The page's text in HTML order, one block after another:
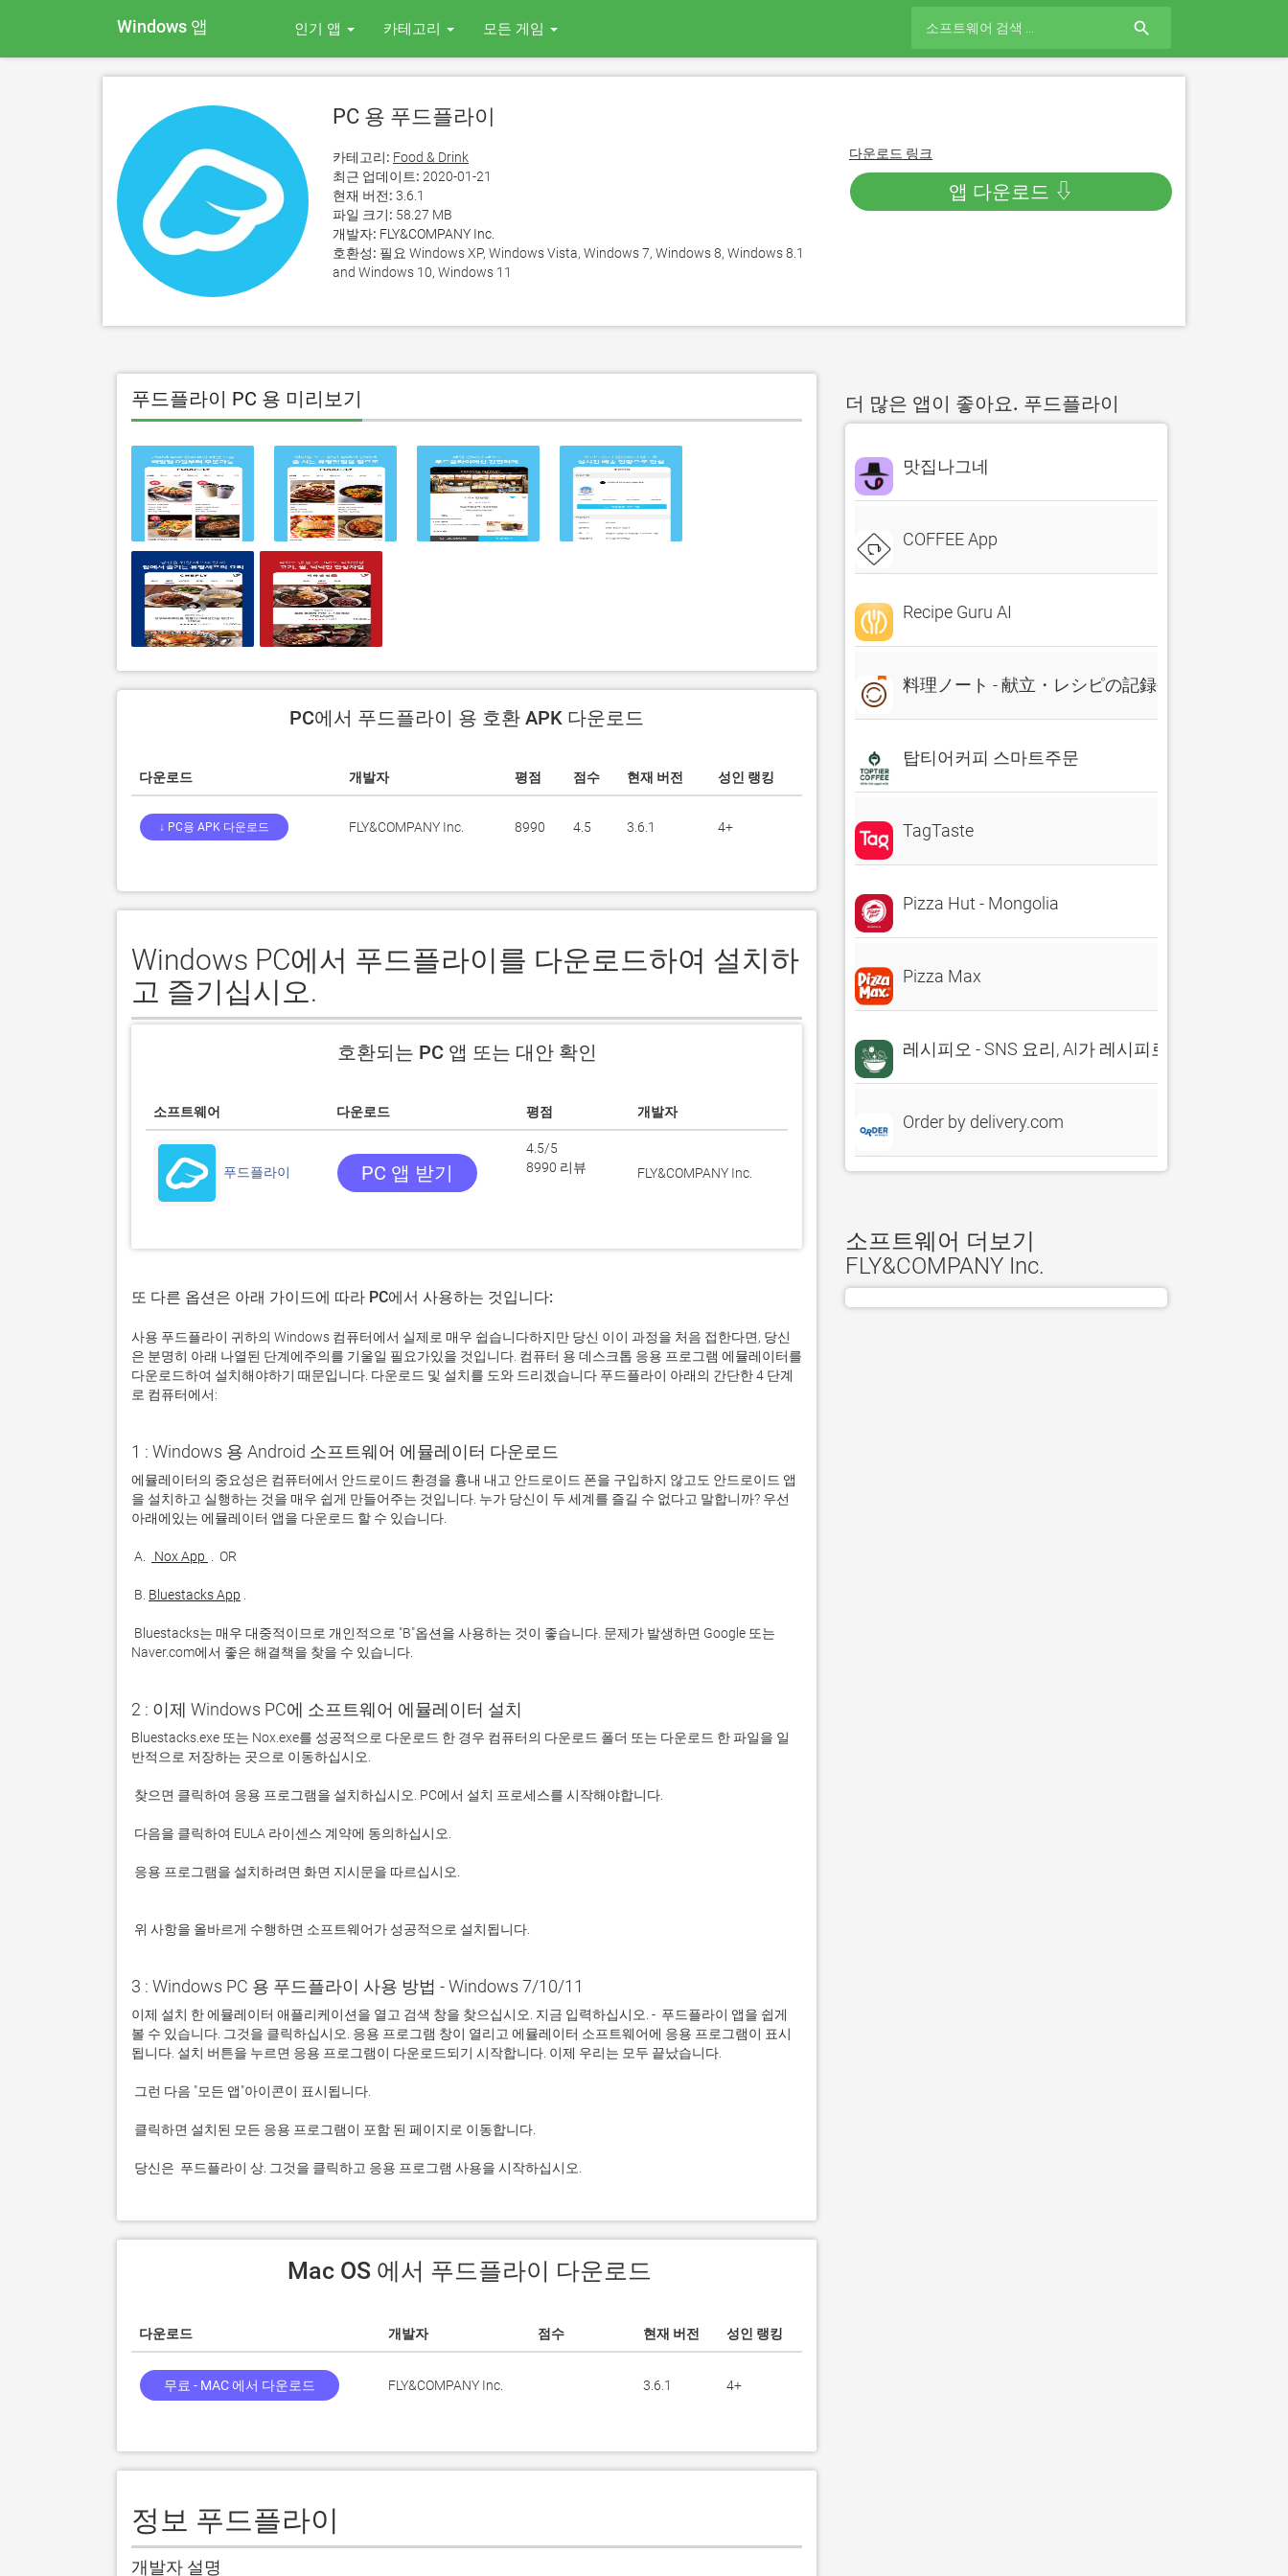
Windows 앱 인기 앱 카테고리 모든 게임 search
PC 용 푸드플라이
카테고리: Food & Drink
최근 업데이트: 2020-01-21
현재 버전: 3.6.1
파일 크기: 58.27 MB
개발자: FLY&COMPANY Inc.
호환성: 필요 Windows XP, Windows Vista, Windows 7, Windows 8, Windows 8.1
and Windows 10, Windows 11
다운로드 링크
앱 다운로드 ⇩
푸드플라이 PC 용 미리보기
PC에서 푸드플라이 용 호환 APK 다운로드
다운로드 개발자 평점 점수 현재 버전 성인 랭킹
↓ PC용 APK 다운로드 FLY&COMPANY Inc. 8990 4.5 3.6.1 4+
Windows PC에서 푸드플라이를 다운로드하여 설치하
고 즐기십시오.
호환되는 PC 앱 또는 대안 확인
소프트웨어 다운로드 평점 개발자
푸드플라이 PC 앱 받기
4.5/5
8990 리뷰
FLY&COMPANY Inc.
또 다른 옵션은 아래 가이드에 따라 PC에서 사용하는 것입니다:
사용 푸드플라이 귀하의 Windows 컴퓨터에서 실제로 매우 쉽습니다하지만 당신 이이 과정을 처음 접한다면, 당신
은 분명히 아래 나열된 단계에주의를 기울일 필요가있을 것입니다. 컴퓨터 용 데스크톱 응용 프로그램 에뮬레이터를
다운로드하여 설치해야하기 때문입니다. 다운로드 및 설치를 도와 드리겠습니다 푸드플라이 아래의 간단한 4 단계
로 컴퓨터에서:
1 : Windows 용 Android 소프트웨어 에뮬레이터 다운로드
에뮬레이터의 중요성은 컴퓨터에서 안드로이드 환경을 흉내 내고 안드로이드 폰을 구입하지 않고도 안드로이드 앱
을 설치하고 실행하는 것을 매우 쉽게 만들어주는 것입니다. 누가 당신이 두 세계를 즐길 수 없다고 말합니까? 우선
A. Nox App
B. Bluestacks App
Naver.com에서 좋은 해결책을 찾을 수 있습니다.
2 : 이제 Windows PC에 소프트웨어 에뮬레이터 설치
Bluestacks.exe 또는 Nox.exe를 성공적으로 다운로드 한 경우 컴퓨터의 다운로드 폴더 또는 다운로드 한 파일을 일
위 사항을 올바르게 수행하면 소프트웨어가 성공적으로 설치됩니다.
3 : Windows PC 용 푸드플라이 사용 방법 - Windows 7/10/11
이제 설치 한 에뮬레이터 애플리케이션을 열고 검색 창을 찾으십시오. 지금 입력하십시오. -  푸드플라이 앱을 쉽게
볼 수 있습니다. 그것을 클릭하십시오. 응용 프로그램 창이 열리고 에뮬레이터 소프트웨어에 응용 프로그램이 표시
당신은  푸드플라이 상. 그것을 클릭하고 응용 프로그램 사용을 시작하십시오.
Mac OS 에서 푸드플라이 다운로드
다운로드 개발자 점수 현재 버전 성인 랭킹
무료 - MAC 에서 다운로드 FLY&COMPANY Inc. 3.6.1 4+
정보 푸드플라이
개발자 설명
더 많은 앱이 좋아요. 푸드플라이
맛집나그네
COFFEE App
Recipe Guru AI
料理ノート - 献立・レシピの記録や料理日記に
탑티어커피 스마트주문
TagTaste
Pizza Hut - Mongolia
Pizza Max
레시피오 - SNS 요리, AI가 레시피로 싹 정리
Order by delivery.com
소프트웨어 더보기
FLY&COMPANY Inc.